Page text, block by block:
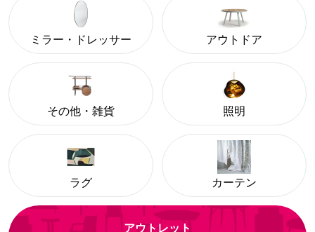
ミラー・ドレッサー アウトドア
その他・雑貨 照明
ラグ カーテン
アウトレット